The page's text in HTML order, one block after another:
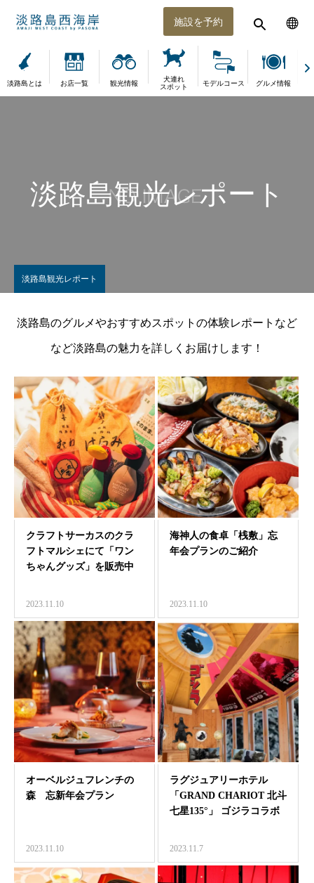
施設を予約
淡路島とは お店一覧 観光情報
犬連れ
スポット
モデルコース グルメ情報
淡路島観光レポート
淡路島観光レポート
淡路島のグルメやおすすめスポットの体験レポートなど
など淡路島の魅力を詳しくお届けします！
クラフトサーカスのクラ
フトマルシェにて「ワン
ちゃんグッズ」を販売中
2023.11.10
海神人の食卓「桟敷」忘
年会プランのご紹介
2023.11.10
オーベルジュフレンチの
森 忘新年会プラン
2023.11.10
ラグジュアリーホテル
「GRAND CHARIOT 北斗
七星135°」 ゴジラコラボ
2023.11.7